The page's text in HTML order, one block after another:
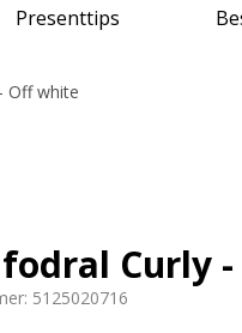
Presenttips
Off white
Curly
5125020716